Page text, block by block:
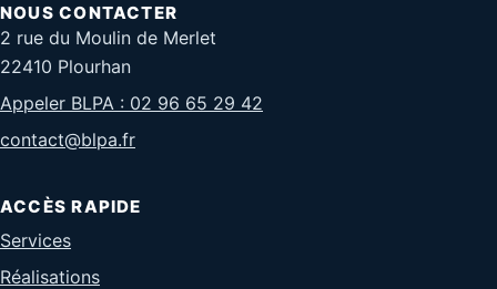
NOUS CONTACTER
2 rue du Moulin de Merlet
22410 Plourhan
Appeler BLPA : 02 96 65 29 42
contact@blpa.fr
ACCÈS RAPIDE
Services
Réalisations